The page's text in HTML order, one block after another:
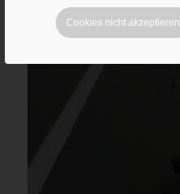
Cookies nicht akzeptieren